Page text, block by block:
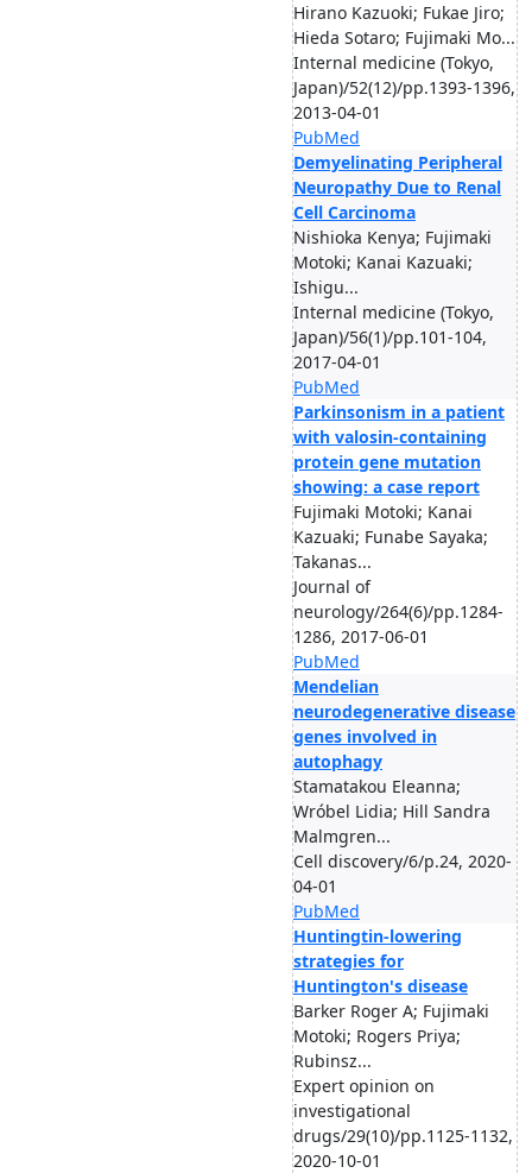
Hirano Kazuoki; Fukae Jiro;
Hieda Sotaro; Fujimaki Mo...
Internal medicine (Tokyo,
Japan)/52(12)/pp.1393-1396,
2013-04-01
PubMed
Demyelinating Peripheral
Neuropathy Due to Renal
Cell Carcinoma
Nishioka Kenya; Fujimaki
Motoki; Kanai Kazuaki;
Ishigu...
Internal medicine (Tokyo,
Japan)/56(1)/pp.101-104,
2017-04-01
PubMed
Parkinsonism in a patient
with valosin-containing
protein gene mutation
showing: a case report
Fujimaki Motoki; Kanai
Kazuaki; Funabe Sayaka;
Takanas...
Journal of
neurology/264(6)/pp.1284-
1286, 2017-06-01
PubMed
Mendelian
neurodegenerative disease
genes involved in
autophagy
Stamatakou Eleanna;
Wróbel Lidia; Hill Sandra
Malmgren...
Cell discovery/6/p.24, 2020-
04-01
PubMed
Huntingtin-lowering
strategies for
Huntington's disease
Barker Roger A; Fujimaki
Motoki; Rogers Priya;
Rubinsz...
Expert opinion on
investigational
drugs/29(10)/pp.1125-1132,
2020-10-01